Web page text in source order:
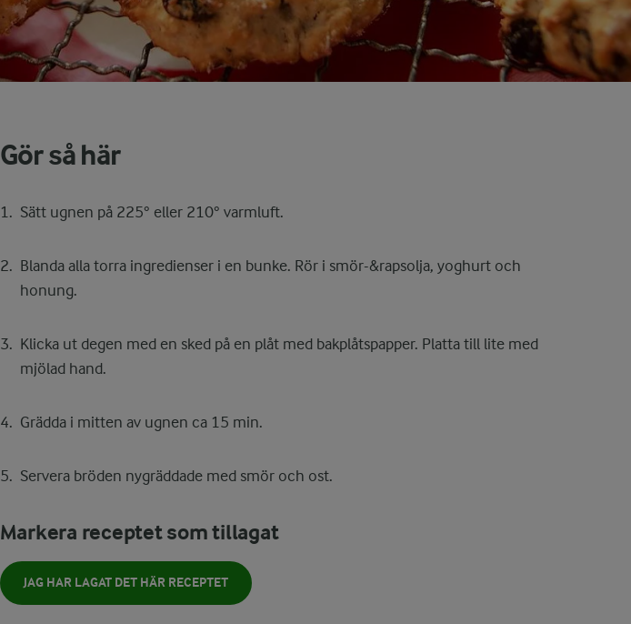
Gör så här
Sätt ugnen på 225° eller 210° varmluft.
Blanda alla torra ingredienser i en bunke. Rör i smör-&rapsolja, yoghurt och
honung.
Klicka ut degen med en sked på en plåt med bakplåtspapper. Platta till lite med
mjölad hand.
Grädda i mitten av ugnen ca 15 min.
Servera bröden nygräddade med smör och ost.
Markera receptet som tillagat
JAG HAR LAGAT DET HÄR RECEPTET